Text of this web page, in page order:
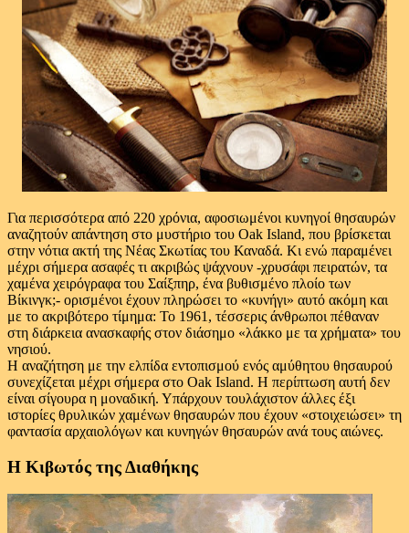
Για περισσότερα από 220 χρόνια, αφοσιωμένοι κυνηγοί θησαυρών
αναζητούν απάντηση στο μυστήριο του Oak Island, που βρίσκεται
στην νότια ακτή της Νέας Σκωτίας του Καναδά. Κι ενώ παραμένει
μέχρι σήμερα ασαφές τι ακριβώς ψάχνουν -χρυσάφι πειρατών, τα
χαμένα χειρόγραφα του Σαίξπηρ, ένα βυθισμένο πλοίο των
Βίκινγκ;- ορισμένοι έχουν πληρώσει το «κυνήγι» αυτό ακόμη και
με το ακριβότερο τίμημα: Το 1961, τέσσερις άνθρωποι πέθαναν
στη διάρκεια ανασκαφής στον διάσημο «λάκκο με τα χρήματα» του
νησιού.
Η αναζήτηση με την ελπίδα εντοπισμού ενός αμύθητου θησαυρού
συνεχίζεται μέχρι σήμερα στο Oak Island. Η περίπτωση αυτή δεν
είναι σίγουρα η μοναδική. Υπάρχουν τουλάχιστον άλλες έξι
ιστορίες θρυλικών χαμένων θησαυρών που έχουν «στοιχειώσει» τη
φαντασία αρχαιολόγων και κυνηγών θησαυρών ανά τους αιώνες.
Η Κιβωτός της Διαθήκης